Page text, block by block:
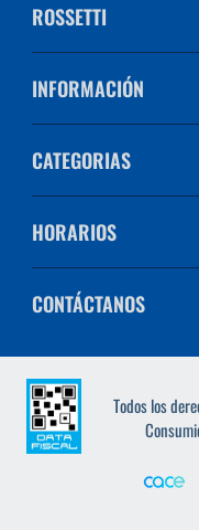
ROSSETTI
INFORMACIÓN
CATEGORIAS
HORARIOS
CONTÁCTANOS
Todos los